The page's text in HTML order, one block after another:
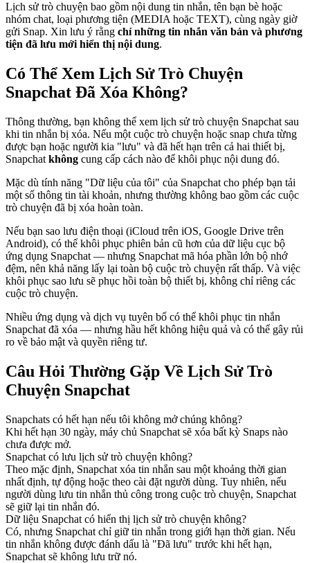
Lịch sử trò chuyện bao gồm nội dung tin nhắn, tên bạn bè hoặc
nhóm chat, loại phương tiện (MEDIA hoặc TEXT), cùng ngày giờ
gửi Snap. Xin lưu ý rằng chỉ những tin nhắn văn bản và phương
tiện đã lưu mới hiển thị nội dung.
Có Thể Xem Lịch Sử Trò Chuyện
Snapchat Đã Xóa Không?
Thông thường, bạn không thể xem lịch sử trò chuyện Snapchat sau
khi tin nhắn bị xóa. Nếu một cuộc trò chuyện hoặc snap chưa từng
được bạn hoặc người kia "lưu" và đã hết hạn trên cả hai thiết bị,
Snapchat không cung cấp cách nào để khôi phục nội dung đó.
Mặc dù tính năng "Dữ liệu của tôi" của Snapchat cho phép bạn tải
một số thông tin tài khoản, nhưng thường không bao gồm các cuộc
trò chuyện đã bị xóa hoàn toàn.
Nếu bạn sao lưu điện thoại (iCloud trên iOS, Google Drive trên
Android), có thể khôi phục phiên bản cũ hơn của dữ liệu cục bộ
ứng dụng Snapchat — nhưng Snapchat mã hóa phần lớn bộ nhớ
đệm, nên khả năng lấy lại toàn bộ cuộc trò chuyện rất thấp. Và việc
khôi phục sao lưu sẽ phục hồi toàn bộ thiết bị, không chỉ riêng các
cuộc trò chuyện.
Nhiều ứng dụng và dịch vụ tuyên bố có thể khôi phục tin nhắn
Snapchat đã xóa — nhưng hầu hết không hiệu quả và có thể gây rủi
ro về bảo mật và quyền riêng tư.
Câu Hỏi Thường Gặp Về Lịch Sử Trò
Chuyện Snapchat
Snapchats có hết hạn nếu tôi không mở chúng không?
Khi hết hạn 30 ngày, máy chủ Snapchat sẽ xóa bất kỳ Snaps nào
chưa được mở.
Snapchat có lưu lịch sử trò chuyện không?
Theo mặc định, Snapchat xóa tin nhắn sau một khoảng thời gian
nhất định, tự động hoặc theo cài đặt người dùng. Tuy nhiên, nếu
người dùng lưu tin nhắn thủ công trong cuộc trò chuyện, Snapchat
sẽ giữ lại tin nhắn đó.
Dữ liệu Snapchat có hiển thị lịch sử trò chuyện không?
Có, nhưng Snapchat chỉ giữ tin nhắn trong giới hạn thời gian. Nếu
tin nhắn không được đánh dấu là "Đã lưu" trước khi hết hạn,
Snapchat sẽ không lưu trữ nó.